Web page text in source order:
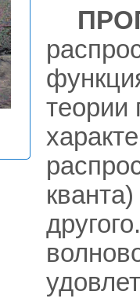
теории